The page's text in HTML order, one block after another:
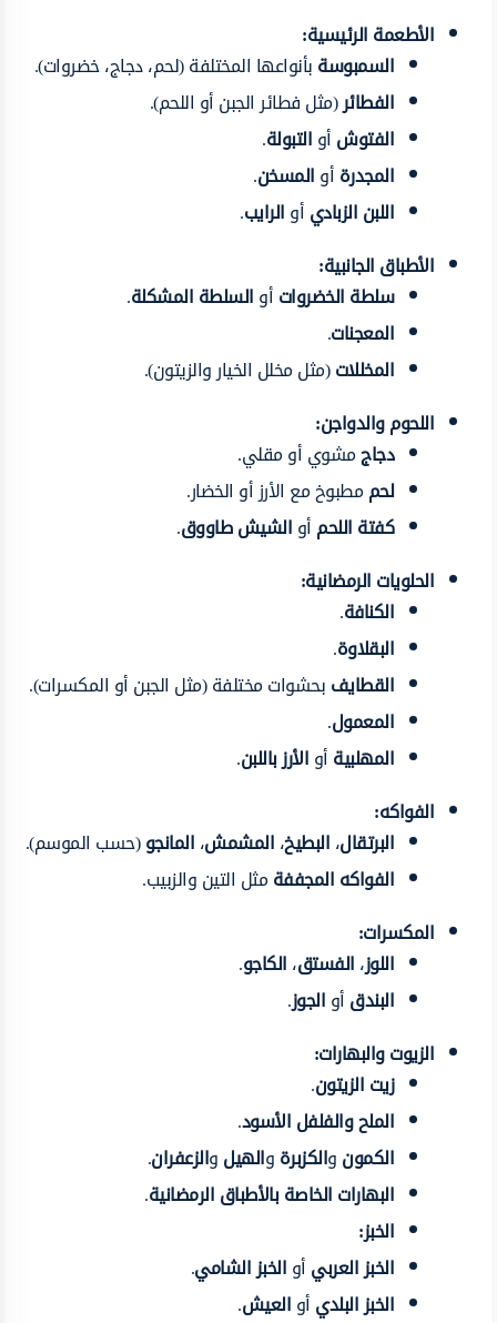
الأطعمة الرئيسية:
السمبوسةبأنواعها المختلفة (لحم، دجاج، خضروات).
الفطائر(مثل فطائر الجبن أو اللحم).
الفتوشأوالتبولة.
المجدرةأوالمسخن.
اللبن الزباديأوالرايب.
الأطباق الجانبية:
سلطة الخضرواتأوالسلطة المشكلة.
المعجنات.
المخللات(مثل مخلل الخيار والزيتون).
اللحوم والدواجن:
دجاجمشوي أو مقلي.
لحممطبوخ مع الأرز أو الخضار.
كفتة اللحمأوالشيش طاووق.
الحلويات الرمضانية:
الكنافة.
البقلاوة.
القطايفبحشوات مختلفة (مثل الجبن أو المكسرات).
المعمول.
المهلبيةأوالأرز باللبن.
الفواكه:
البرتقال،البطيخ،المشمش،المانجو(حسب الموسم).
الفواكه المجففةمثل التين والزبيب.
المكسرات:
اللوز،الفستق،الكاجو.
البندقأوالجوز.
الزيوت والبهارات:
زيت الزيتون.
الملح والفلفل الأسود.
الكمونوالكزبرةوالهيلوالزعفران.
البهارات الخاصة بالأطباق الرمضانية.
الخبز:
الخبز العربيأوالخبز الشامي.
الخبز البلديأوالعيش.